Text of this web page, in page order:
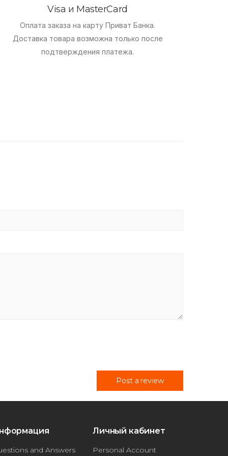
Visa и MasterCard
Оплата заказа на карту Приват Банка.
Доставка товара возможна только после
подтверждения платежа.
Post a review
and Answers
Личный кабинет
Personal Account